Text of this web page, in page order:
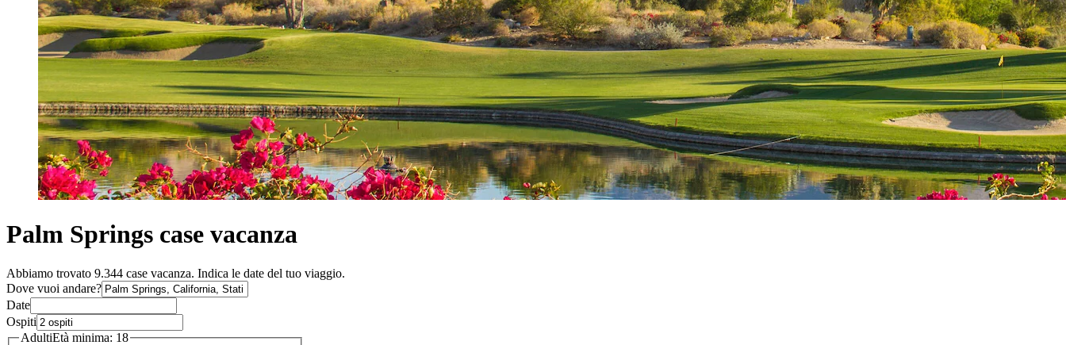
Palm Springs case vacanza
Abbiamo trovato 9.344 case vacanza. Indica le date del tuo viaggio.
Dove vuoi andare?
Date
Ospiti
AdultiEtà minima: 18